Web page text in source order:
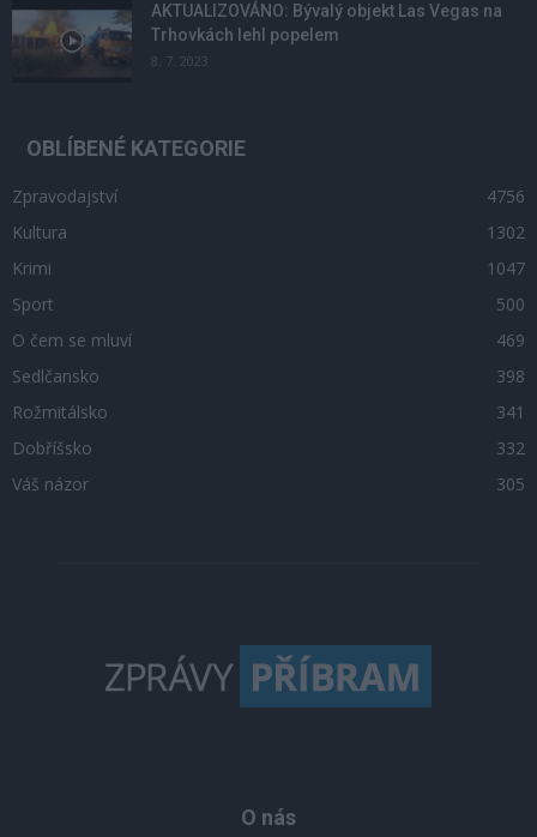
AKTUALIZOVÁNO: Bývalý objekt Las Vegas na
Trhovkách lehl popelem
8. 7. 2023
OBLÍBENÉ KATEGORIE
Zpravodajství
4756
Kultura
1302
Krimi
1047
Sport
500
O čem se mluví
469
Sedlčansko
398
Rožmitálsko
341
Dobříšsko
332
Váš názor
305
O nás